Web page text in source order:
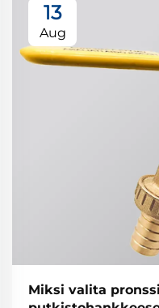
13
Aug
Miksi valita